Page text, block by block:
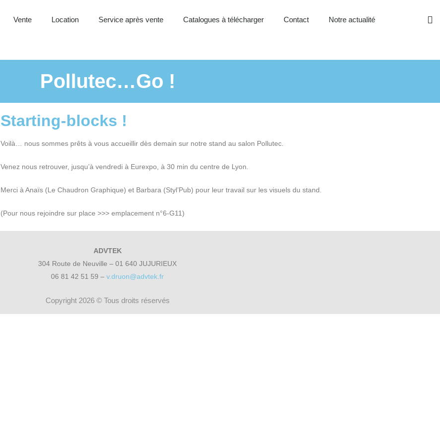
Vente Location Service après vente Catalogues à télécharger Contact Notre actualité
Pollutec…Go !
Starting-blocks !
Voilà… nous sommes prêts à vous accueillir dès demain sur notre stand au salon Pollutec.
Venez nous retrouver, jusqu’à vendredi à Eurexpo, à 30 min du centre de Lyon.
Merci à Anaïs (Le Chaudron Graphique) et Barbara (Styl’Pub) pour leur travail sur les visuels du stand.
(Pour nous rejoindre sur place >>> emplacement n°6-G11)
ADVTEK
304 Route de Neuville – 01 640 JUJURIEUX
06 81 42 51 59 – v.druon@advtek.fr
Copyright 2026 © Tous droits réservés